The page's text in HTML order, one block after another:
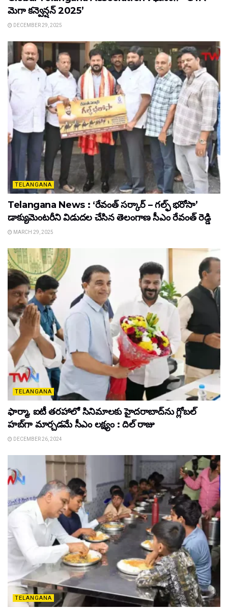
మెగా కన్వెన్షన్ 2025’
DECEMBER 29, 2025
TELANGANA
Telangana News : ‘రేవంత్ సర్కార్ – గల్ఫ్ భరోసా’
డాక్యుమెంటరీని విడుదల చేసిన తెలంగాణ సీఎం రేవంత్ రెడ్డి
MARCH 29, 2025
TELANGANA
ఫార్మా, ఐటీ తరహాలో సినిమాలకు హైదరాబాద్‌ను గ్లోబల్
హబ్‌గా మార్చడమే సీఎం లక్ష్యం : దిల్ రాజు
DECEMBER 26, 2024
TELANGANA